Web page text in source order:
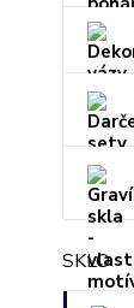
SKLO